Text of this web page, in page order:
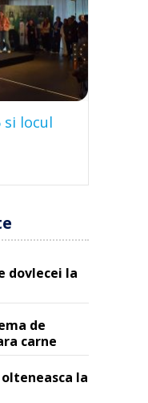
si locul
dovlecei la
de
carne
la